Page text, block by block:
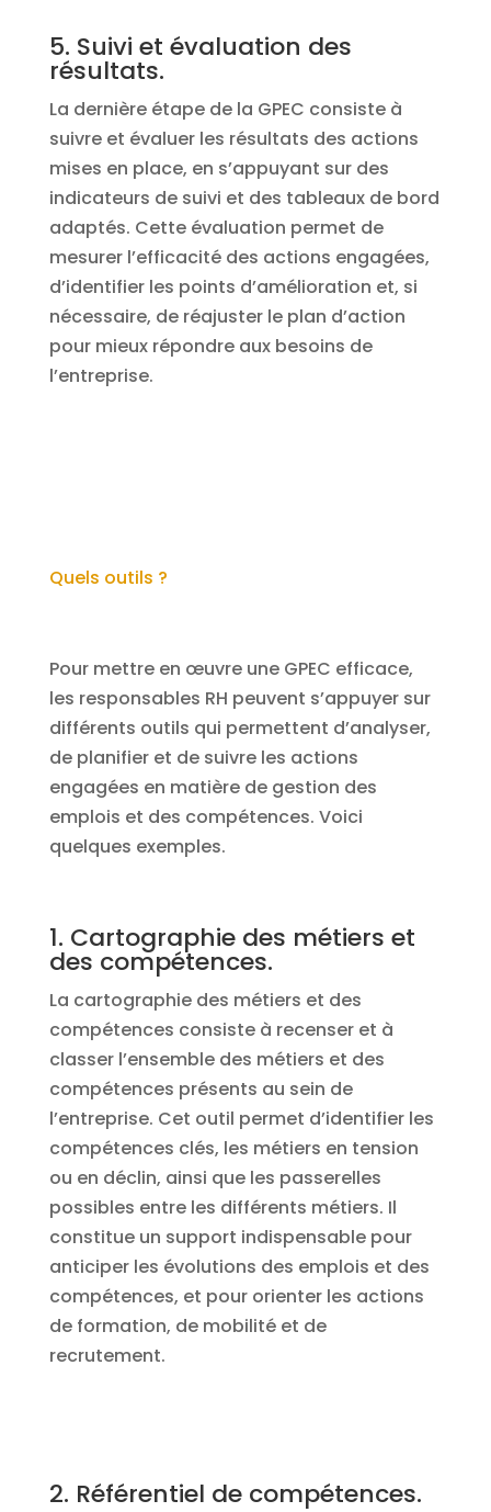
5. Suivi et évaluation des
résultats.
La dernière étape de la GPEC consiste à
suivre et évaluer les résultats des actions
mises en place, en s’appuyant sur des
indicateurs de suivi et des tableaux de bord
adaptés. Cette évaluation permet de
mesurer l’efficacité des actions engagées,
d’identifier les points d’amélioration et, si
nécessaire, de réajuster le plan d’action
pour mieux répondre aux besoins de
l’entreprise.
Quels outils ?
Pour mettre en œuvre une GPEC efficace,
les responsables RH peuvent s’appuyer sur
différents outils qui permettent d’analyser,
de planifier et de suivre les actions
engagées en matière de gestion des
emplois et des compétences. Voici
quelques exemples.
1. Cartographie des métiers et
des compétences.
La cartographie des métiers et des
compétences consiste à recenser et à
classer l’ensemble des métiers et des
compétences présents au sein de
l’entreprise. Cet outil permet d’identifier les
compétences clés, les métiers en tension
ou en déclin, ainsi que les passerelles
possibles entre les différents métiers. Il
constitue un support indispensable pour
anticiper les évolutions des emplois et des
compétences, et pour orienter les actions
de formation, de mobilité et de
recrutement.
2. Référentiel de compétences.